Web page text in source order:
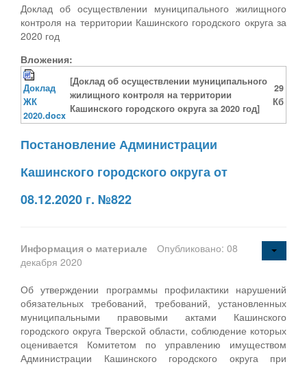
Доклад об осуществлении муниципального жилищного
контроля на территории Кашинского городского округа за
2020 год
Вложения:
Доклад
ЖК
2020.docx
[Доклад об осуществлении муниципального
жилищного контроля на территории
Кашинского городского округа за 2020 год]
29
Кб
Постановление Администрации
Кашинского городского округа от
08.12.2020 г. №822
Информация о материале
Опубликовано: 08
декабря 2020
Об утверждении программы профилактики нарушений
обязательных требований, требований, установленных
муниципальными правовыми актами Кашинского
городского округа Тверской области, соблюдение которых
оценивается Комитетом по управлению имуществом
Администрации Кашинского городского округа при